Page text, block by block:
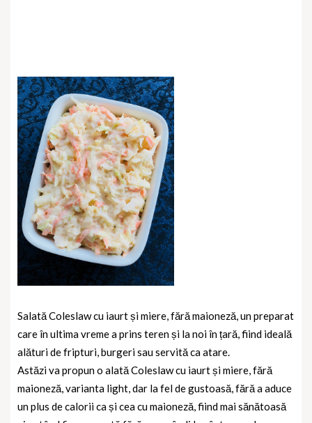
Salată Coleslaw cu iaurt și miere, fără maioneză, un preparat
care în ultima vreme a prins teren și la noi în țară, fiind ideală
alături de fripturi, burgeri sau servită ca atare.
Astăzi va propun o alată Coleslaw cu iaurt și miere, fără
maioneză, varianta light, dar la fel de gustoasă, fără a aduce
un plus de calorii ca și cea cu maioneză, fiind mai sănătoasă